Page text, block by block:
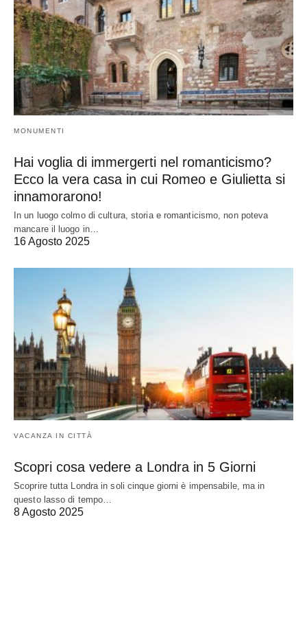
MONUMENTI
Hai voglia di immergerti nel romanticismo?
Ecco la vera casa in cui Romeo e Giulietta si
innamorarono!
In un luogo colmo di cultura, storia e romanticismo, non poteva
mancare il luogo in…
16 Agosto 2025
VACANZA IN CITTÀ
Scopri cosa vedere a Londra in 5 Giorni
Scoprire tutta Londra in soli cinque giorni è impensabile, ma in
questo lasso di tempo…
8 Agosto 2025